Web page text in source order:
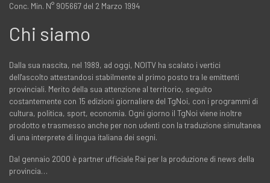
Conc. Min. N° 905667 del 2 Marzo 1994
Chi siamo
Dalla sua nascita, nel 1989, ad oggi, NOITV ha scalato i vertici
dell'ascolto attestandosi stabilmente al primo posto tra le emittenti
provinciali. Merito della sua attenzione al territorio, seguito
costantemente con 15 edizioni giornaliere del TgNoi, con i programmi di
cultura, politica, sport, economia. Ogni giorno il TgNoi viene inoltre
prodotto e trasmesso anche per non udenti con la traduzione simultanea
di una interprete di lingua italiana dei segni.
Dal gennaio 2000 è partner ufficiale Rai per la produzione di news della
provincia…